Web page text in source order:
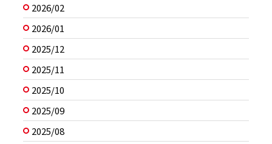
2026/02
2026/01
2025/12
2025/11
2025/10
2025/09
2025/08